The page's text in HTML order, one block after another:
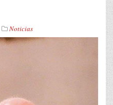
Noticias